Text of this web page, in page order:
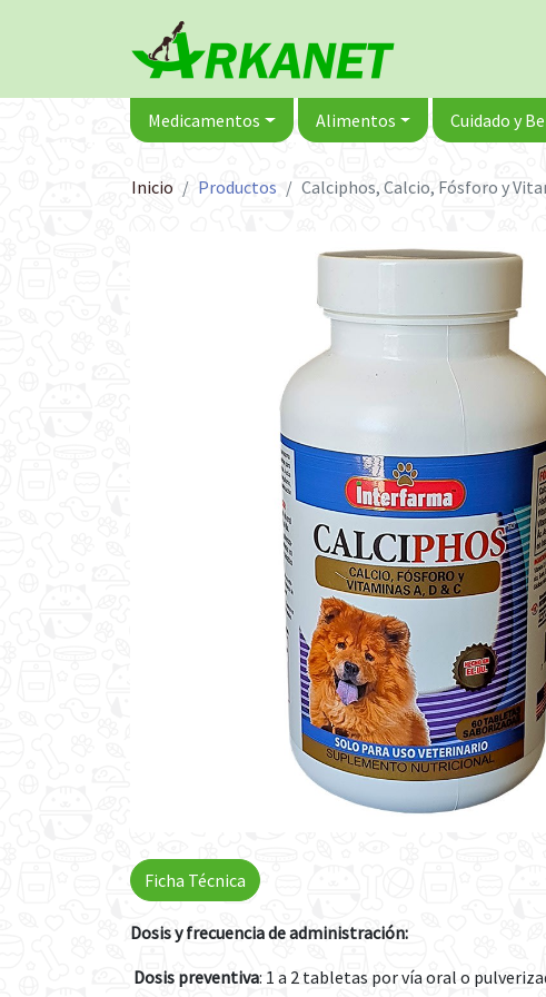
Medicamentos Alimentos Cuidado y
Inicio Productos Calciphos, Calcio, Fósforo y
Dosis y frecuencia de administración:
Dosis preventiva: 1 a 2 tabletas por vía oral o
Ficha Técnica